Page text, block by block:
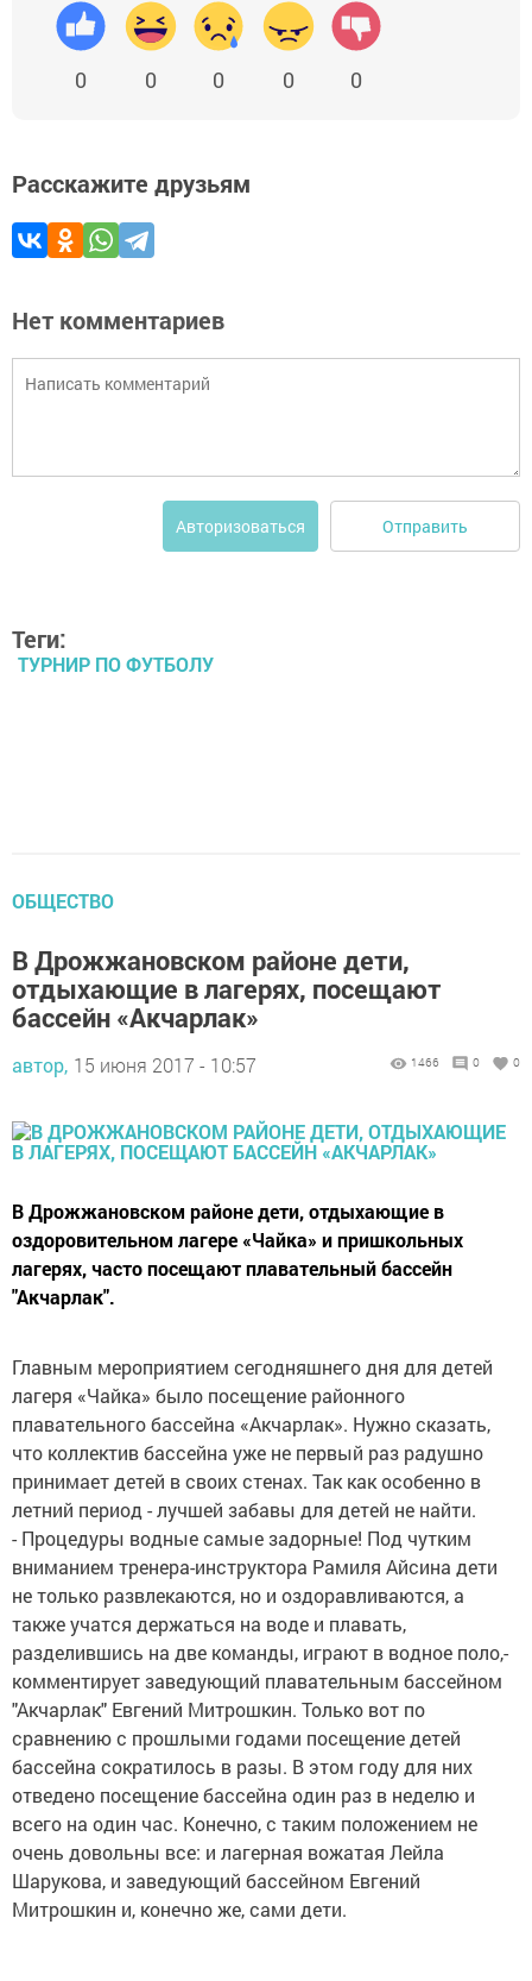
0 0 0 0 0
Расскажите друзьям
Нет комментариев
Авторизоваться Отправить
Теги:
ТУРНИР ПО ФУТБОЛУ
ОБЩЕСТВО
В Дрожжановском районе дети,
отдыхающие в лагерях, посещают
бассейн «Акчарлак»
автор, 15 июня 2017 - 10:57 1466 0 0
В Дрожжановском районе дети, отдыхающие в
оздоровительном лагере «Чайка» и пришкольных
лагерях, часто посещают плавательный бассейн
"Акчарлак".
Главным мероприятием сегодняшнего дня для детей
лагеря «Чайка» было посещение районного
плавательного бассейна «Акчарлак». Нужно сказать,
что коллектив бассейна уже не первый раз радушно
принимает детей в своих стенах. Так как особенно в
летний период - лучшей забавы для детей не найти.
- Процедуры водные самые задорные! Под чутким
вниманием тренера-инструктора Рамиля Айсина дети
не только развлекаются, но и оздоравливаются, а
также учатся держаться на воде и плавать,
разделившись на две команды, играют в водное поло,-
комментирует заведующий плавательным бассейном
"Акчарлак" Евгений Митрошкин. Только вот по
сравнению с прошлыми годами посещение детей
бассейна сократилось в разы. В этом году для них
отведено посещение бассейна один раз в неделю и
всего на один час. Конечно, с таким положением не
очень довольны все: и лагерная вожатая Лейла
Шарукова, и заведующий бассейном Евгений
Митрошкин и, конечно же, сами дети.